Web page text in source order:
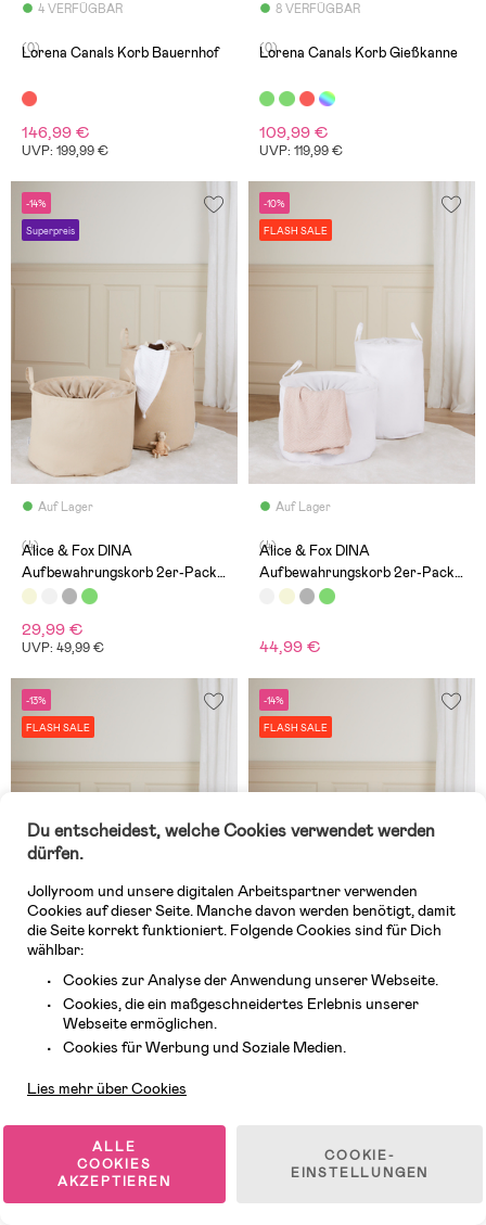
4 VERFÜGBAR
(0)
Lorena Canals Korb Bauernhof
146,99 €
UVP: 199,99 €
8 VERFÜGBAR
(0)
Lorena Canals Korb Gießkanne
109,99 €
UVP: 119,99 €
-14%
Superpreis
Auf Lager
(4)
Alice & Fox DINA
Aufbewahrungskorb 2er-Pack,
Beige
29,99 €
UVP: 49,99 €
-10%
FLASH SALE
Auf Lager
(4)
Alice & Fox DINA
Aufbewahrungskorb 2er-Pack,
Weiß
44,99 €
-13%
FLASH SALE
Auf Lager
Alice & Fox DEMI
Dusty Green
25,99 €(Mitgl.19,99 €)
UVP: 39,99 €
-14%
FLASH SALE
Auf Lager
(4)
Alice & Fox DINA
Du entscheidest, welche Cookies verwendet werden
dürfen.
Jollyroom und unsere digitalen Arbeitspartner verwenden
Cookies auf dieser Seite. Manche davon werden benötigt, damit
die Seite korrekt funktioniert. Folgende Cookies sind für Dich
wählbar:
Cookies zur Analyse der Anwendung unserer Webseite.
Cookies, die ein maßgeschneidertes Erlebnis unserer
Webseite ermöglichen.
Cookies für Werbung und Soziale Medien.
Lies mehr über Cookies
ALLE
COOKIES
AKZEPTIEREN
COOKIE-
EINSTELLUNGEN